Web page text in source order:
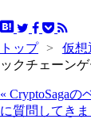
トップ > 仮想
ックチェーンゲ
« CryptoSaga
に質問してき